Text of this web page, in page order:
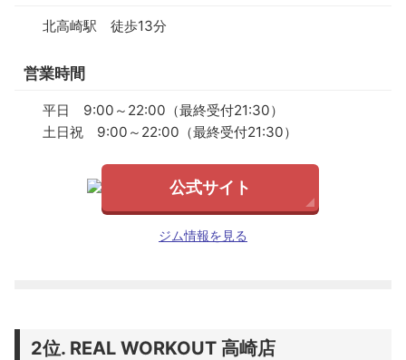
北高崎駅 徒歩13分
営業時間
平日 9:00～22:00（最終受付21:30）
土日祝 9:00～22:00（最終受付21:30）
公式サイト
ジム情報を見る
REAL WORKOUT 高崎店